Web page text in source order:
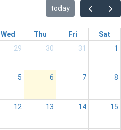
today
Wed Thu Fri
Sat
29 30 31 1
5 6 7 8
12 13 14 15